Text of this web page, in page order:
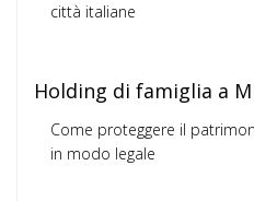
città italiane
Holding di famiglia a
Come proteggere il
in modo legale